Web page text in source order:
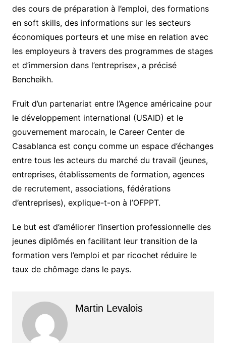
des cours de préparation à l’emploi, des formations
en soft skills, des informations sur les secteurs
économiques porteurs et une mise en relation avec
les employeurs à travers des programmes de stages
et d’immersion dans l’entreprise», a précisé
Bencheikh.
Fruit d’un partenariat entre l’Agence américaine pour
le développement international (USAID) et le
gouvernement marocain, le Career Center de
Casablanca est conçu comme un espace d’échanges
entre tous les acteurs du marché du travail (jeunes,
entreprises, établissements de formation, agences
de recrutement, associations, fédérations
d’entreprises), explique-t-on à l’OFPPT.
Le but est d’améliorer l’insertion professionnelle des
jeunes diplômés en facilitant leur transition de la
formation vers l’emploi et par ricochet réduire le
taux de chômage dans le pays.
Martin Levalois